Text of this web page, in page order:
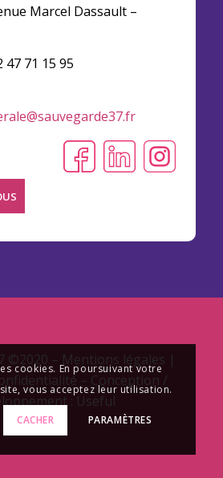
Marcel Dassault –
47 71 15 95
©2020 – Mentions légales |
– Conception /
: Useful
cookies. En poursuivant votre
vous acceptez leur utilisation.
CACHER PARAMÈTRES